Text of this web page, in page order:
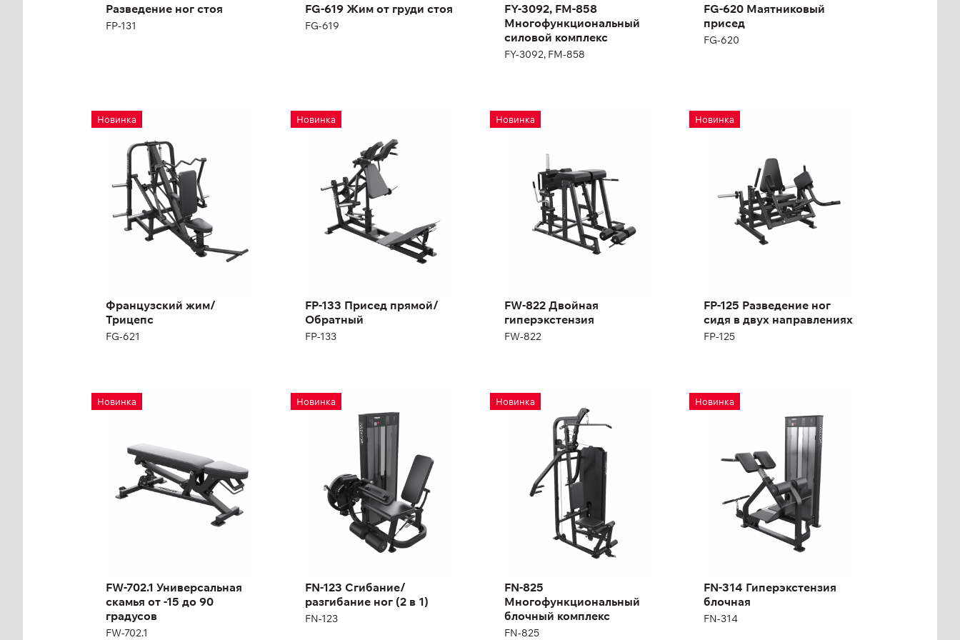
Разведение ног стоя
FP-131
FG-619 Жим от груди стоя
FG-619
FY-3092, FM-858
Многофункциональный
силовой комплекс
FY-3092, FM-858
FG-620 Маятниковый
присед
FG-620
Новинка
Французский жим/
Трицепс
FG-621
Французский жим/
Трицепс
FG-621
Новинка
FP-133 Присед прямой/
Обратный
FP-133
FP-133 Присед
прямой/Обратный
Новинка
FW-822 Двойная
гиперэкстензия
FW-822
FW-822 Двойная
гиперэкстензия
Новинка
FP-125 Разведение ног
сидя в двух направлениях
FP-125
FP-125 Разведение
ног сидя в двух
Новинка
FW-702.1 Универсальная
скамья от -15 до 90
градусов
FW-702.1
FW-702.1
Универсальная
градусов
FW-702.1
Высота:
47 см
Новинка
FN-123 Сгибание/
разгибание ног (2 в 1)
FN-123
FN-123 Сгибание/
разгибание ног (2 в 1)
Новинка
FN-825
Многофункциональный
блочный комплекс
FN-825
FN-825
Многофункциональный
блочный комплекс
Новинка
FN-314 Гиперэкстензия
блочная
FN-314
FN-314
Гиперэкстензия